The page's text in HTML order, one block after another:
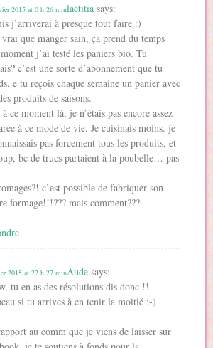
laetitia says:
2015 at 0 h 26 min
j’arriverai à presque tout faire :)
vrai que manger sain, ça prend du temps
j’ai testé les paniers bio. Tu
c’est une sorte d’abonnement que tu
e tu reçois chaque semaine un panier avec
produits de saisons.
ce moment là, je n’étais pas encore assez
à ce mode de vie. Je cuisinais moins. je
pas forcement tous les produits, et
bc de trucs partaient à la poubelle… pas
c’est possible de fabriquer son
formage!!!??? mais comment???
Aude says:
2015 at 22 h 27 min
tu en as des résolutions dis donc !!
si tu arrives à en tenir la moitié :-)
au comm que je viens de laisser sur